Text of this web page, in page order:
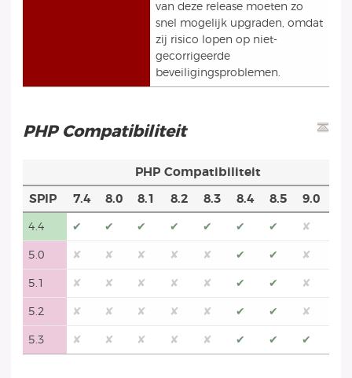
van deze release moeten zo
snel mogelijk upgraden, omdat
zij risico lopen op niet-
gecorrigeerde
beveiligingsproblemen.
PHP Compatibiliteit
PHP Compatibiliteit
SPIP 7.4 8.0 8.1 8.2 8.3 8.4 8.5 9.0
4.4 ✔ ✔ ✔ ✔ ✔ ✔ ✔ ✘
5.0 ✘ ✘ ✘ ✘ ✘ ✔ ✔ ✘
5.1 ✘ ✘ ✘ ✘ ✘ ✔ ✔ ✘
5.2 ✘ ✘ ✘ ✘ ✘ ✔ ✔ ✘
5.3 ✘ ✘ ✘ ✘ ✘ ✔ ✔ ✔